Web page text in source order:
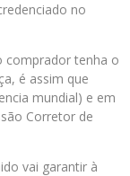
no
comprador tenha o
é assim que
mundial) e em
Corretor de
vai garantir à